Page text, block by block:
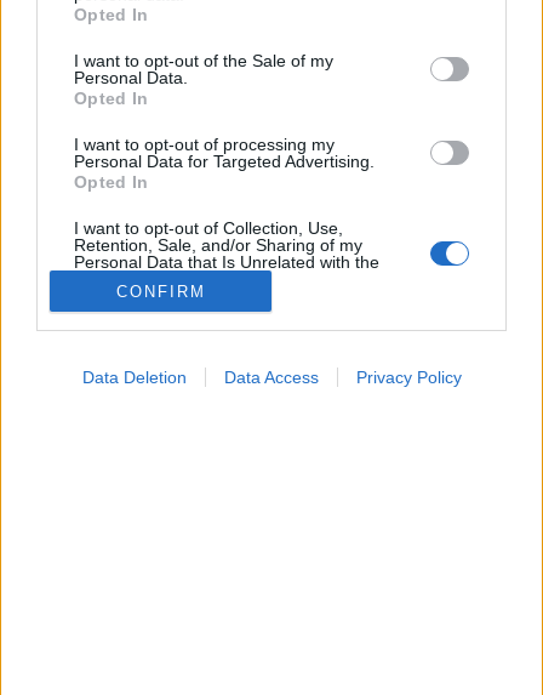
use your data for below specified purposes in below Google
consent section.
Opted In
I want to opt-out of the Sale of my
Personal Data.
Opted In
I want to opt-out of processing my
Personal Data for Targeted Advertising.
Opted In
I want to opt-out of Collection, Use,
Retention, Sale, and/or Sharing of my
Personal Data that Is Unrelated with the
Purposes for which it was collected.
Opted Out
CONFIRM
Data Deletion Data Access Privacy Policy
Betegségek